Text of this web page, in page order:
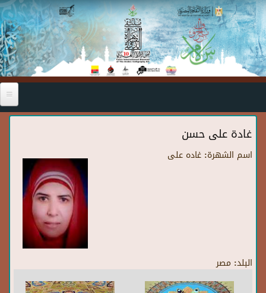
Skip to main content
غادة على حسن
اسم الشهرة: غاده على
البلد: مصر